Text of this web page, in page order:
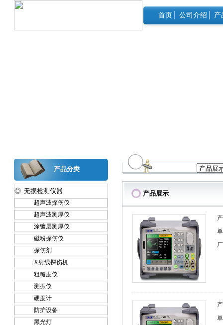
首页 公司介绍 产
产品分类
◎ 无损检测仪器
超声波探伤仪
超声波测厚仪
涂镀层测厚仪
磁粉探伤仪
探伤剂
X射线探伤机
粗糙度仪
测振仪
硬度计
防护设备
黑光灯
产品展示